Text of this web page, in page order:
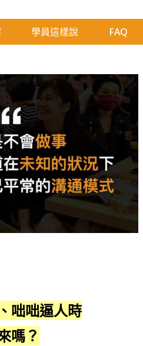
學員這樣說 FAQ
咄咄逼人時
嗎？